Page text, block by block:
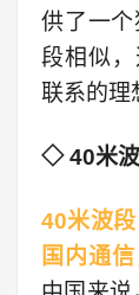
供了一
段相似
联系的理
◇ 40米
40米波
国内通